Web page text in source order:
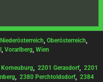
Niederösterreich, Oberösterreich,
, Vorarlberg, Wien
, 2201 Gerasdorf, 2201
, 2380 Perchtoldsdorf, 2384